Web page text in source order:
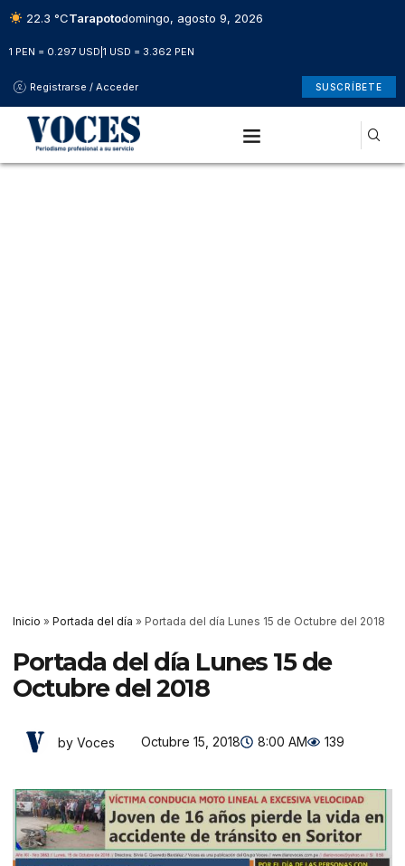
22.3 °CTarapotodomingo, agosto 9, 2026
1 PEN = 0.297 USD 1 USD = 3.362 PEN
Registrarse / Acceder SUSCRÍBETE
Inicio » Portada del día » Portada del día Lunes 15 de Octubre del 2018
Portada del día Lunes 15 de
Octubre del 2018
by Voces Octubre 15, 2018 8:00 AM 139